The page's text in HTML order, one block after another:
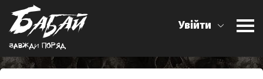
Завжди поряд
Увійти